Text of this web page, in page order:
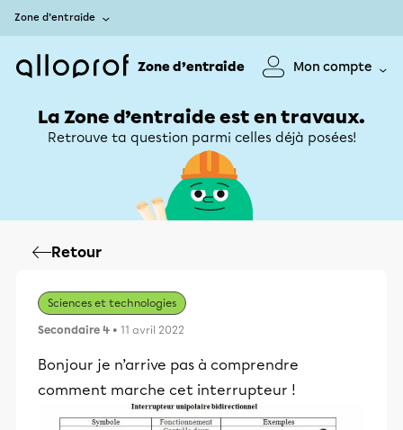
Zone d’entraide
Zone d’entraide Mon compte
La Zone d’entraide est en travaux.
Retrouve ta question parmi celles déjà posées!
Retour
Sciences et technologies
Secondaire 4 • 11 avril 2022
Bonjour je n’arrive pas à comprendre
comment marche cet interrupteur !